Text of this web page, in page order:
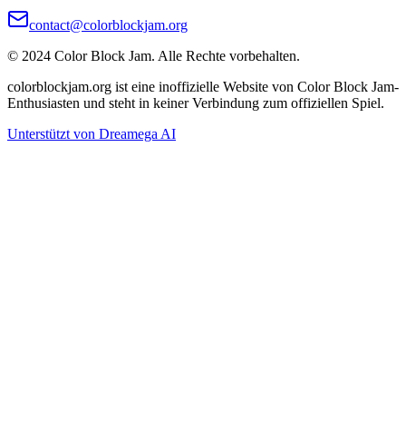
contact@colorblockjam.org
© 2024 Color Block Jam. Alle Rechte vorbehalten.
colorblockjam.org ist eine inoffizielle Website von Color Block Jam-
Enthusiasten und steht in keiner Verbindung zum offiziellen Spiel.
Unterstützt von Dreamega AI